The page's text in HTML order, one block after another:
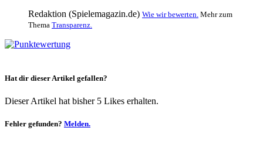
Redaktion (Spielemagazin.de) Wie wir bewerten. Mehr zum
Thema Transparenz.
Hat dir dieser Artikel gefallen?
Dieser Artikel hat bisher 5 Likes erhalten.
Fehler gefunden? Melden.